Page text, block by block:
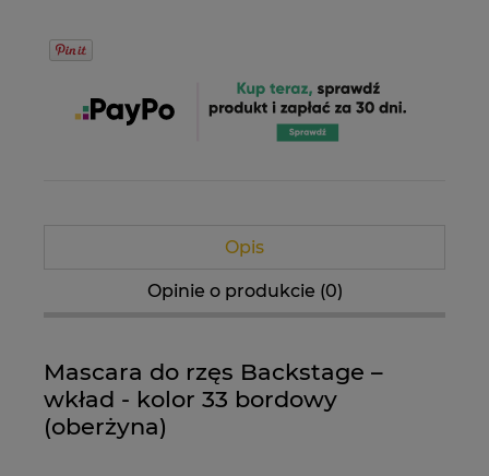
Opis
Opinie o produkcie (0)
Mascara do rzęs Backstage –
wkład - kolor 33 bordowy
(oberżyna)